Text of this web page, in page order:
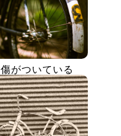
傷がついている